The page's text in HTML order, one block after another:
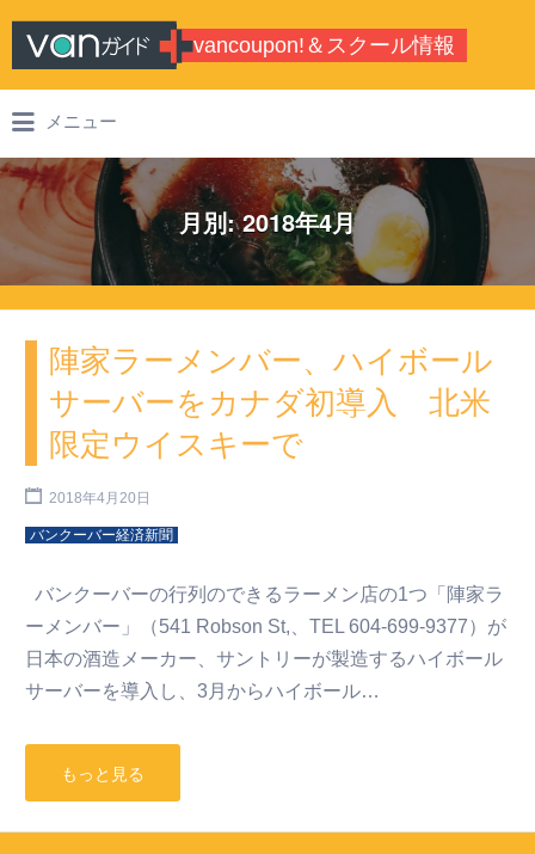
vancoupon!＆スクール情報
バンクーバーのシティガイド・学校情
報
メニュー
月別: 2018年4月
陣家ラーメンバー、ハイボール
サーバーをカナダ初導入 北米
限定ウイスキーで
2018年4月20日
バンクーバー経済新聞
バンクーバーの行列のできるラーメン店の1つ「陣家ラ
ーメンバー」（541 Robson St,、TEL 604-699-9377）が
日本の酒造メーカー、サントリーが製造するハイボール
サーバーを導入し、3月からハイボール…
もっと見る